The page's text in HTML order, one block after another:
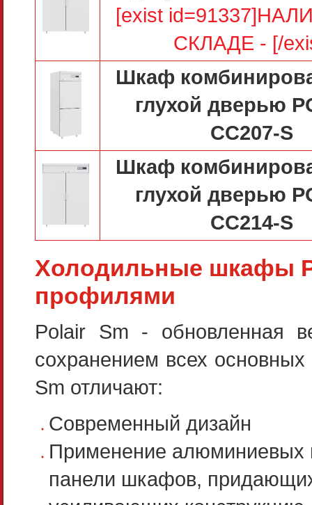
[exist
СКЛАДЕ - [/
Шкаф
глухой дверью
CC207-S
Шкаф
глухой дверью
CC214-S
Холодильные шкафы
профилями
Polair Sm - обновленная
сохранением всех
Sm отличают:
Современный дизайн
Применение алюминиевых
панели шкафов,